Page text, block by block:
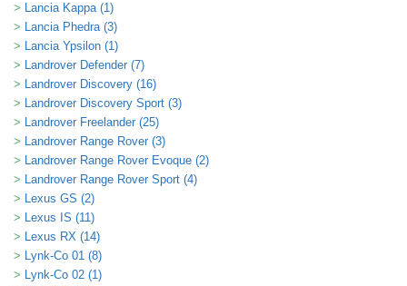
Lancia Kappa (1)
Lancia Phedra (3)
Lancia Ypsilon (1)
Landrover Defender (7)
Landrover Discovery (16)
Landrover Discovery Sport (3)
Landrover Freelander (25)
Landrover Range Rover (3)
Landrover Range Rover Evoque (2)
Landrover Range Rover Sport (4)
Lexus GS (2)
Lexus IS (11)
Lexus RX (14)
Lynk-Co 01 (8)
Lynk-Co 02 (1)